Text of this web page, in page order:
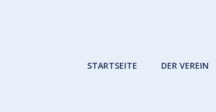
STARTSEITE DER VEREIN